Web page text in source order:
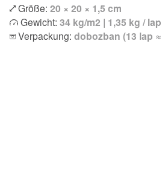
Größe: 20 × 20 × 1,5 cm
Gewicht: 34 kg/m2 | 1,35 kg / lap
Verpackung: dobozban (13 lap